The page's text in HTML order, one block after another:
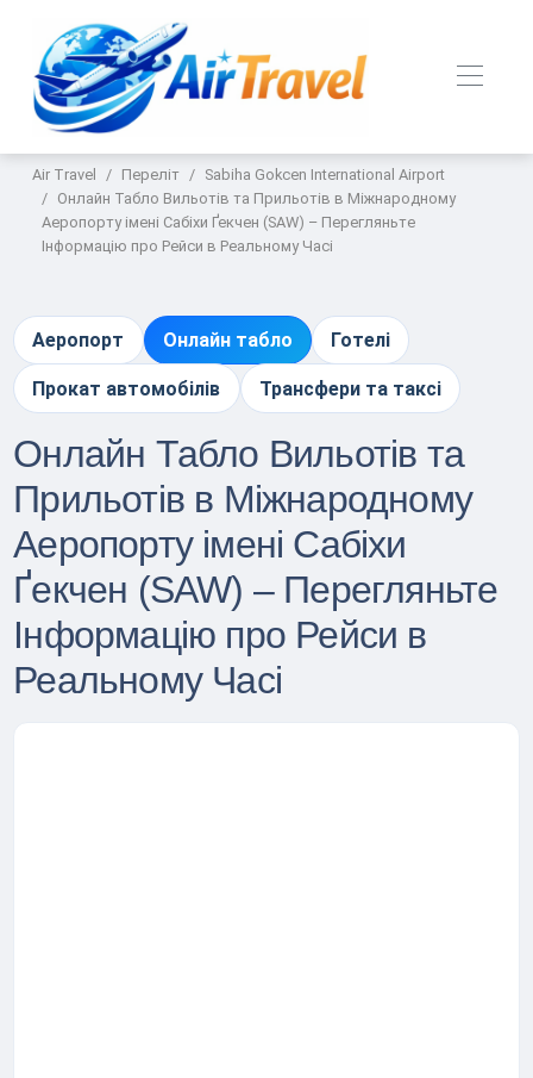
Air Travel Переліт
Sabiha Gokcen International Airport
Онлайн Табло Вильотів та Прильотів в Міжнародному
Аеропорту імені Сабіхи Ґекчен (SAW) – Перегляньте
Інформацію про Рейси в Реальному Часі
Аеропорт Онлайн табло Готелі
Прокат автомобілів Трансфери та таксі
Онлайн Табло Вильотів та
Прильотів в Міжнародному
Аеропорту імені Сабіхи
Ґекчен (SAW) – Перегляньте
Інформацію про Рейси в
Реальному Часі